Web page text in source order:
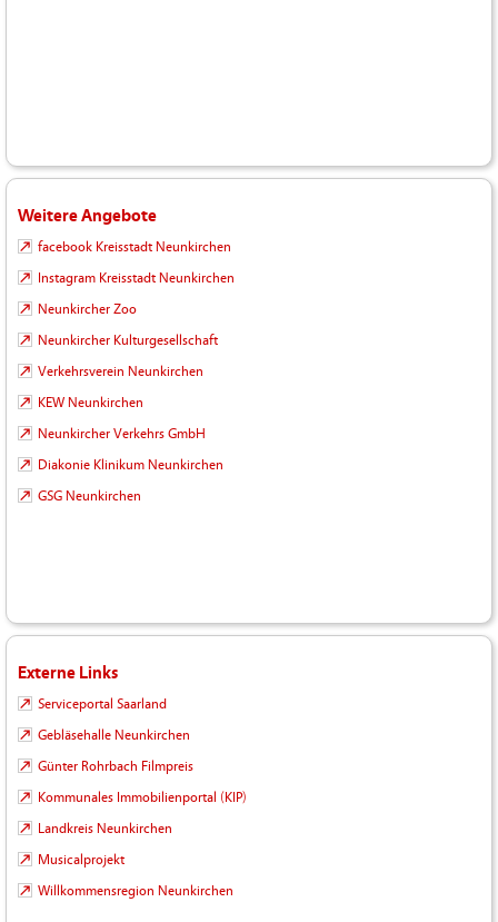
Weitere Angebote
facebook Kreisstadt Neunkirchen
Instagram Kreisstadt Neunkirchen
Neunkircher Zoo
Neunkircher Kulturgesellschaft
Verkehrsverein Neunkirchen
KEW Neunkirchen
Neunkircher Verkehrs GmbH
Diakonie Klinikum Neunkirchen
GSG Neunkirchen
Externe Links
Serviceportal Saarland
Gebläsehalle Neunkirchen
Günter Rohrbach Filmpreis
Kommunales Immobilienportal (KIP)
Landkreis Neunkirchen
Musicalprojekt
Willkommensregion Neunkirchen